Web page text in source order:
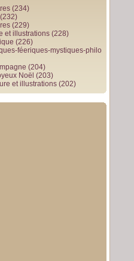
(234)
(232)
(229)
et illustrations (228)
(226)
féeriques-mystiques-philo
(204)
Noël (203)
et illustrations (202)